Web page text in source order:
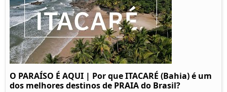
O PARAÍSO É AQUI | Por que ITACARÉ (Bahia) é um
dos melhores destinos de PRAIA do Brasil?